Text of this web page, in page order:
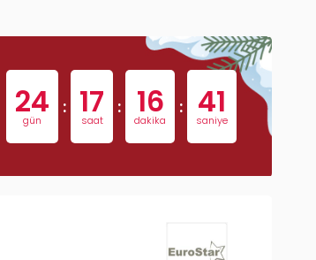
24
gün
: 17
saat
: 16
dakika
: 41
saniye